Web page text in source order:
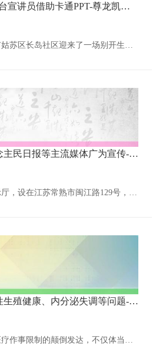
凯时体育游戏app平台宣讲员借助卡通PPT-尊龙凯龙时官网进入网页(中国)官方网站 登录入口
尊龙凯时体育东说念主民日报等主流媒体广为宣传-尊龙凯龙时官网进入网页(中国)官方网站 登录入口
世界杯体育针对男性生殖健康、内分泌失调等问题-尊龙凯龙时官网进入网页(中国)官方网站 登录入口